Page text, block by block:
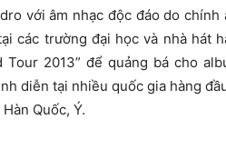
với âm nhạc độc đáo do
các trường đại học và nhà hát
Tour 2013” để quảng bá cho
diễn tại nhiều quốc gia hàng
Quốc, Ý.